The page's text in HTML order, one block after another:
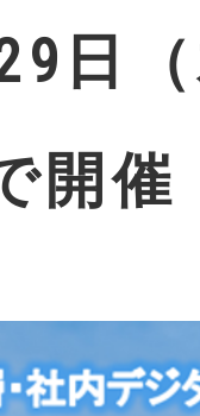
日
開催